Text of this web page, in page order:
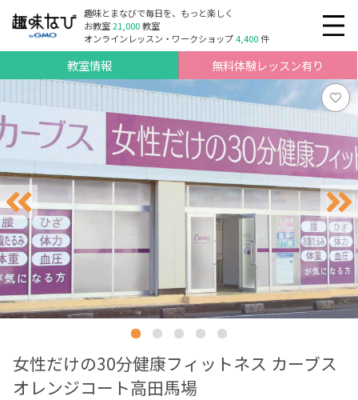
趣味とまなびで毎日を、もっと楽しく
お教室21,000教室
オンラインレッスン・ワークショップ4,400件
教室情報 無料体験レッスン有り
女性だけの30分健康フィットネス カーブス
オレンジコート高田馬場